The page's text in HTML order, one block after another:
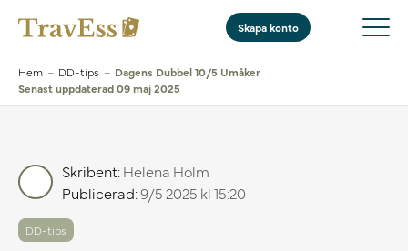
Skapa konto
Hem – DD-tips – Dagens Dubbel 10/5 Umåker
Senast uppdaterad 09 maj 2025
Skribent:Helena Holm
Publicerad:9/5 2025 kl 15:20
DD-tips